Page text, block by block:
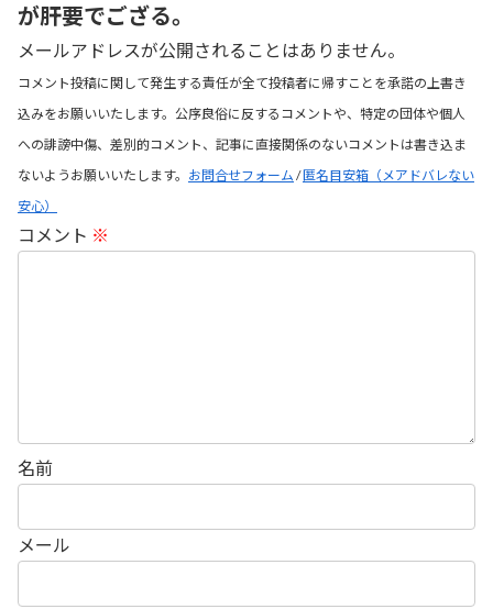
が肝要でござる。
メールアドレスが公開されることはありません。
コメント投稿に関して発生する責任が全て投稿者に帰すことを承諾の上書き
込みをお願いいたします。公序良俗に反するコメントや、特定の団体や個人
への誹謗中傷、差別的コメント、記事に直接関係のないコメントは書き込ま
ないようお願いいたします。 お問合せフォーム /匿名目安箱（メアドバレない
安心）
コメント ※
名前
メール